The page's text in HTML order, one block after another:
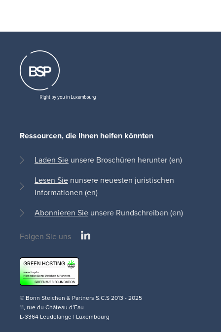
Ressourcen, die Ihnen helfen könnten
Laden Sie unsere Broschüren herunter (en)
Lesen Sie nunsere neuesten juristischen
Informationen (en)
Abonnieren Sie unsere Rundschreiben (en)
Social
medias
Folgen Sie uns
© Bonn Steichen & Partners S.C.S 2013 - 2025
11, rue du Château d’Eau
L-3364 Leudelange | Luxembourg